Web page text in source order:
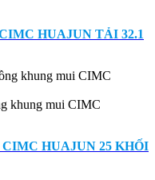
HUAJUN TẢI 32.1
khung mui CIMC
HUAJUN 25 KHỐI